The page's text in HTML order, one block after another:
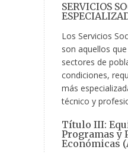
SERVICIOS
Los Servicios
son aquellos
sectores de
condiciones,
más
técnico y
Título III:
Programas y
Económicas